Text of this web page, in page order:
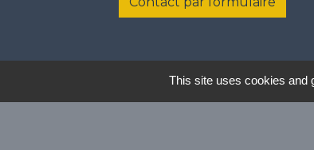
Mentions légales -
This site uses cookies and